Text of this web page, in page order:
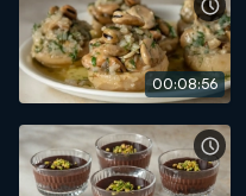
00:08:56